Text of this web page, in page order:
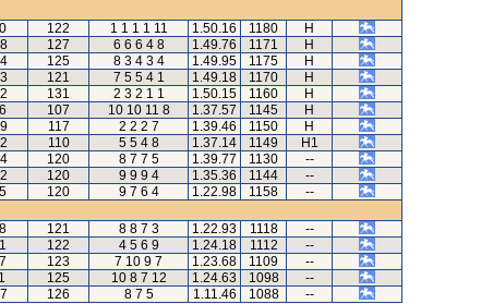
122 1 1 1 1 11 1.50.16 1180
H
127 6 6 6 4 8 1.49.76 1171
H
125 8 3 4 3 4 1.49.95 1175
H
121 7 5 5 4 1 1.49.18 1170
H
131 2 3 2 1 1 1.50.15 1160
H
107 10 10 11 8 1.37.57 1145
H
117 2 2 2 7 1.39.46 1150
H
110 5 5 4 8 1.37.14 1149
H1
120 8 7 7 5 1.39.77 1130
--
120 9 9 9 4 1.35.36 1144
--
120 9 7 6 4 1.22.98 1158
--
121 8 8 7 3 1.22.93 1118
--
122 4 5 6 9 1.24.18 1112
--
123 7 10 9 7 1.23.68 1109
--
125 10 8 7 12 1.24.63 1098
--
126 8 7 5 1.11.46 1088 --